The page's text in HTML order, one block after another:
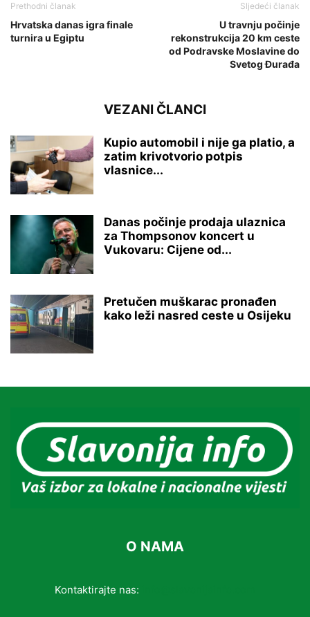
Prethodni članak
Hrvatska danas igra finale
turnira u Egiptu
Sljedeći članak
U travnju počinje
rekonstrukcija 20 km ceste
od Podravske Moslavine do
Svetog Đurađa
VEZANI ČLANCI
Kupio automobil i nije ga platio, a
zatim krivotvorio potpis
vlasnice...
Danas počinje prodaja ulaznica
za Thompsonov koncert u
Vukovaru: Cijene od...
Pretučen muškarac pronađen
kako leži nasred ceste u Osijeku
O NAMA
Kontaktirajte nas: